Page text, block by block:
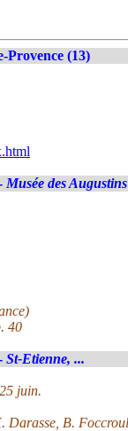
Provence (13)
Musée des Augustins
40
St-Etienne, ...
juin.
Darasse, B.